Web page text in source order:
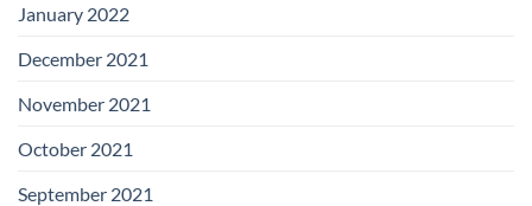
January 2022
December 2021
November 2021
October 2021
September 2021